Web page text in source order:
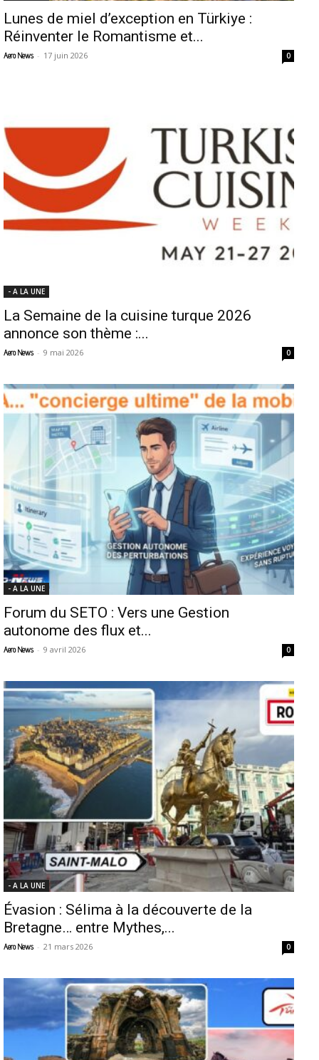
Lunes de miel d’exception en Türkiye :
Réinventer le Romantisme et...
Aero News - 17 juin 2026 0
- A LA UNE
La Semaine de la cuisine turque 2026
annonce son thème :...
Aero News - 9 mai 2026 0
- A LA UNE
Forum du SETO : Vers une Gestion
autonome des flux et...
Aero News - 9 avril 2026 0
- A LA UNE
Évasion : Sélima à la découverte de la
Bretagne… entre Mythes,...
Aero News - 21 mars 2026 0